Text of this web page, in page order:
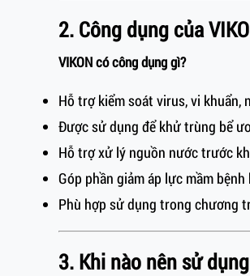
2. Công dụng của
VIKON có công dụng gì?
Hỗ trợ kiểm soát virus, vi khuẩn,
Được sử dụng để khử trùng bể
Hỗ trợ xử lý nguồn nước trước
Góp phần giảm áp lực mầm
Phù hợp sử dụng trong chương
3. Khi nào nên sử